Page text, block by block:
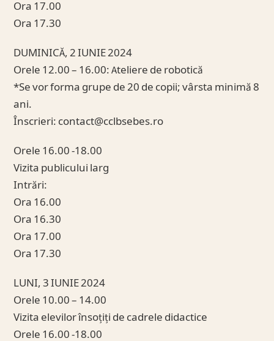
Ora 17.00
Ora 17.30
DUMINICĂ, 2 IUNIE 2024
Orele 12.00 – 16.00: Ateliere de robotică
*Se vor forma grupe de 20 de copii; vârsta minimă 8
ani.
Înscrieri: contact@cclbsebes.ro
Orele 16.00 -18.00
Vizita publicului larg
Intrări:
Ora 16.00
Ora 16.30
Ora 17.00
Ora 17.30
LUNI, 3 IUNIE 2024
Orele 10.00 – 14.00
Vizita elevilor însoțiți de cadrele didactice
Orele 16.00 -18.00